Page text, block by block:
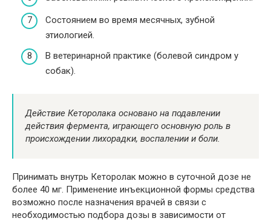
Состоянием во время месячных, зубной
этиологией.
В ветеринарной практике (болевой синдром у
собак).
Действие Кеторолака основано на подавлении
действия фермента, играющего основную роль в
происхождении лихорадки, воспалении и боли.
Принимать внутрь Кеторолак можно в суточной дозе не
более 40 мг. Применение инъекционной формы средства
возможно после назначения врачей в связи с
необходимостью подбора дозы в зависимости от